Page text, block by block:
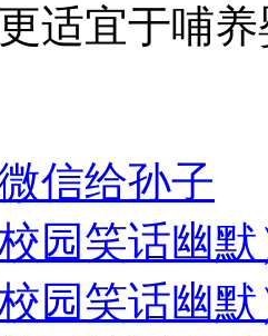
适宜于哺
信给孙子
园笑话幽默
园笑话幽默